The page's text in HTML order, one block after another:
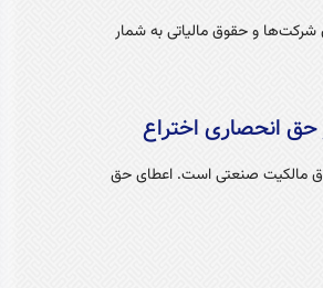
و حقوق مالیاتی به شمار
حق انحصاری اختراع
مالکیت صنعتی است. اعطای حق